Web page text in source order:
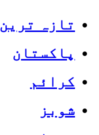
تازہ ترین
پاکستان
کرائم
شوبز
Categories
Top News